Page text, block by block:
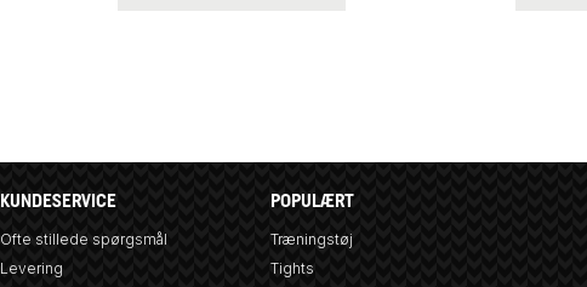
KUNDESERVICE
Ofte stillede spørgsmål
Levering
POPULÆRT
Træningstøj
Tights